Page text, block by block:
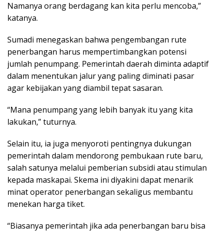
Namanya orang berdagang kan kita perlu mencoba,”
katanya.
Sumadi menegaskan bahwa pengembangan rute
penerbangan harus mempertimbangkan potensi
jumlah penumpang. Pemerintah daerah diminta adaptif
dalam menentukan jalur yang paling diminati pasar
agar kebijakan yang diambil tepat sasaran.
“Mana penumpang yang lebih banyak itu yang kita
lakukan,” tuturnya.
Selain itu, ia juga menyoroti pentingnya dukungan
pemerintah dalam mendorong pembukaan rute baru,
salah satunya melalui pemberian subsidi atau stimulan
kepada maskapai. Skema ini diyakini dapat menarik
minat operator penerbangan sekaligus membantu
menekan harga tiket.
“Biasanya pemerintah jika ada penerbangan baru bisa